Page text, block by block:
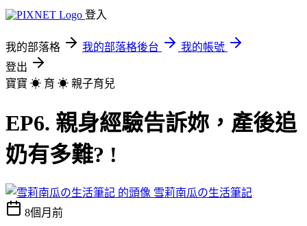
登入
我的部落格 我的部落格後台
我的帳號
登出
寶寶 ☀︎ 育 ☀︎ 親子育兒
EP6. 親身經驗告訴妳，產後追
奶有多難? !
雪莉南瓜の生活筆記
8個月前